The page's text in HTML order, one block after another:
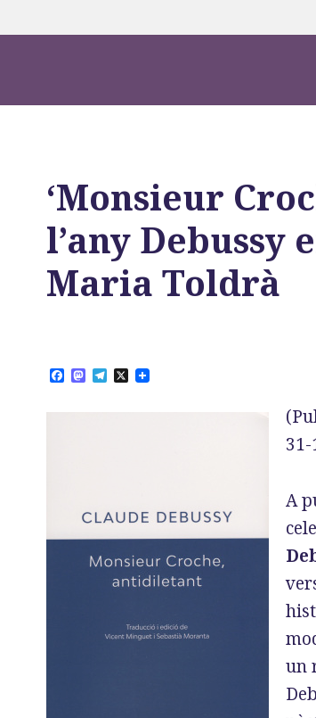
‘Monsieur
l’any Debussy
Maria Toldrà
F M T X
A
un